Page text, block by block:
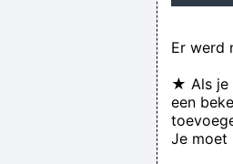
Er werd
★ Als je
een
Je moet